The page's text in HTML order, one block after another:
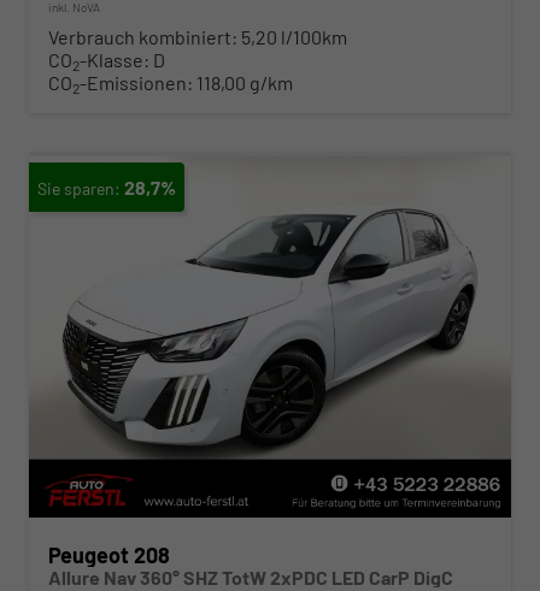
inkl. NoVA
Verbrauch kombiniert: 5,20 l/100km
CO2-Klasse: D
CO2-Emissionen: 118,00 g/km
28,7%
Peugeot 208
Allure Nav 360° SHZ TotW 2xPDC LED CarP DigC